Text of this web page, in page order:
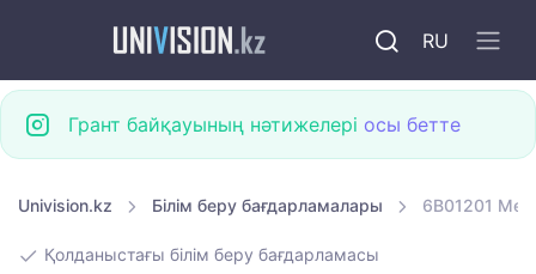
RU
Грант байқауының нәтижелері осы бетте
Univision.kz Білім беру бағдарламалары 6B01201
Қолданыстағы білім беру бағдарламасы